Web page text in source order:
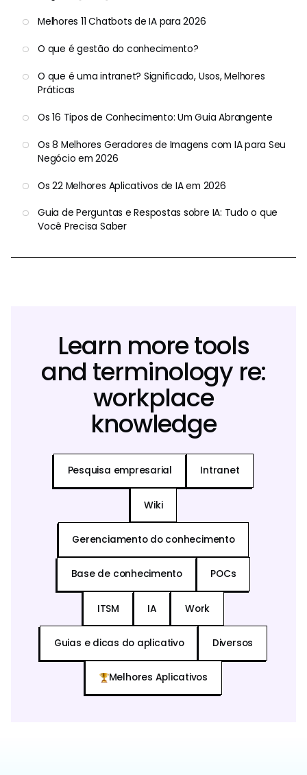
Melhores 11 Chatbots de IA para 2026
O que é gestão do conhecimento?
O que é uma intranet? Significado, Usos, Melhores
Práticas
Os 16 Tipos de Conhecimento: Um Guia Abrangente
Os 8 Melhores Geradores de Imagens com IA para Seu
Negócio em 2026
Os 22 Melhores Aplicativos de IA em 2026
Guia de Perguntas e Respostas sobre IA: Tudo o que
Você Precisa Saber
Learn more tools
and terminology re:
workplace
knowledge
Pesquisa empresarial Intranet
Wiki
Gerenciamento do conhecimento
Base de conhecimento POCs
ITSM IA Work
Guias e dicas do aplicativo Diversos
Melhores Aplicativos